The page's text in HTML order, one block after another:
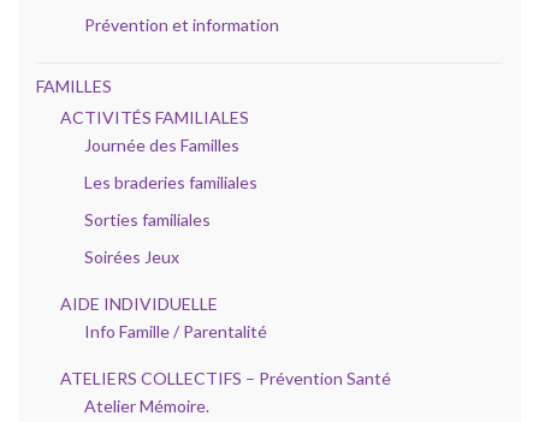
Prévention et information
FAMILLES
ACTIVITÉS FAMILIALES
Journée des Familles
Les braderies familiales
Sorties familiales
Soirées Jeux
AIDE INDIVIDUELLE
Info Famille / Parentalité
ATELIERS COLLECTIFS – Prévention Santé
Atelier Mémoire.